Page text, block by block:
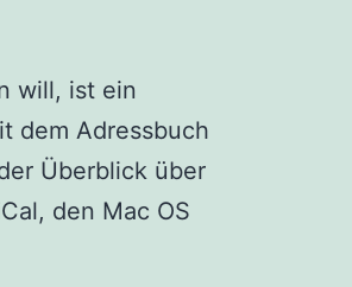
will, ist ein
dem Adressbuch
Überblick über
den Mac OS